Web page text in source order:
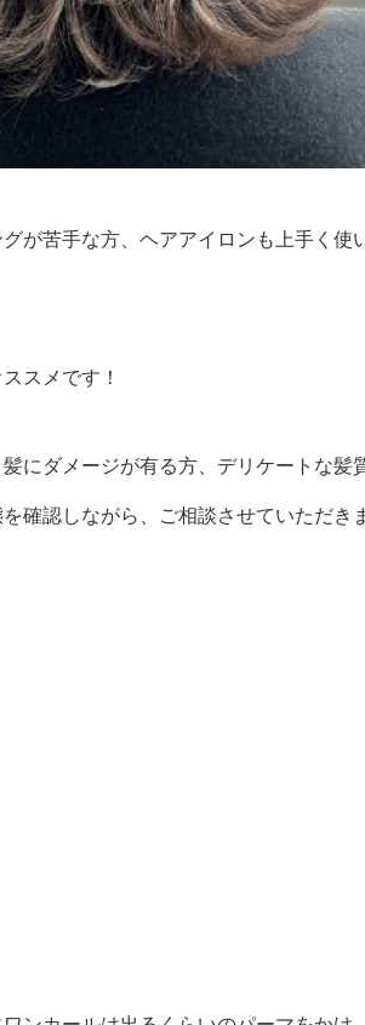
が苦手な方、ヘアアイロンも上手く使
スメです！
にダメージが有る方、デリケートな髪
確認しながら、ご相談させていただき